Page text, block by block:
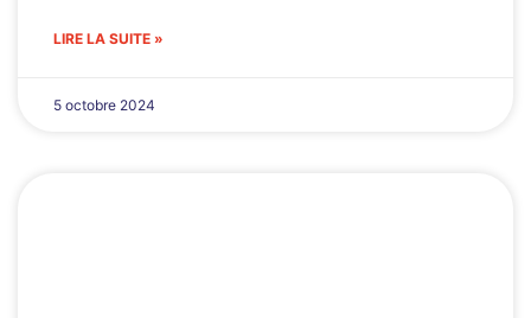
LIRE LA SUITE »
5 octobre 2024